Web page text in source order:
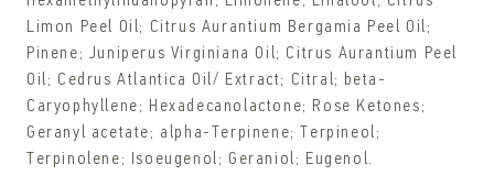
Limon Peel Oil; Citrus Aurantium Bergamia Peel Oil;
Pinene; Juniperus Virginiana Oil; Citrus Aurantium Peel
Oil; Cedrus Atlantica Oil/ Extract; Citral; beta-
Caryophyllene; Hexadecanolactone; Rose Ketones;
Geranyl acetate; alpha-Terpinene; Terpineol;
Terpinolene; Isoeugenol; Geraniol; Eugenol.